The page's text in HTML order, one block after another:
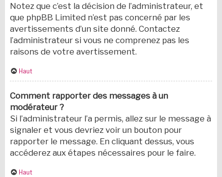
Notez que c’est la décision de l’administrateur, et
que phpBB Limited n’est pas concerné par les
avertissements d’un site donné. Contactez
l’administrateur si vous ne comprenez pas les
raisons de votre avertissement.
Haut
Comment rapporter des messages à un
modérateur ?
Si l’administrateur l’a permis, allez sur le message à
signaler et vous devriez voir un bouton pour
rapporter le message. En cliquant dessus, vous
accéderez aux étapes nécessaires pour le faire.
Haut